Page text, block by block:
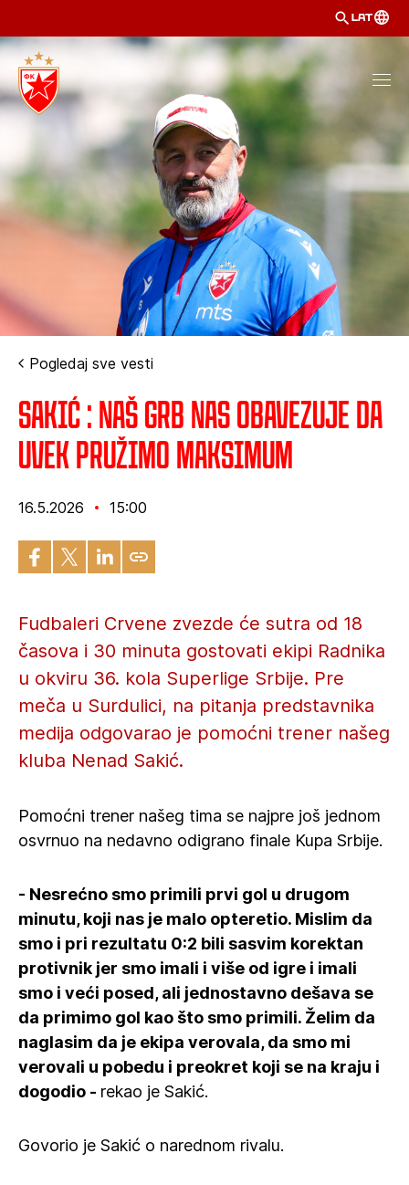
LAT
Pogledaj sve vesti
Sakić : Naš grb nas obavezuje da
uvek pružimo maksimum
16.5.2026 15:00
Fudbaleri Crvene zvezde će sutra od 18
časova i 30 minuta gostovati ekipi Radnika
u okviru 36. kola Superlige Srbije. Pre
meča u Surdulici, na pitanja predstavnika
medija odgovarao je pomoćni trener našeg
kluba Nenad Sakić.
Pomoćni trener našeg tima se najpre još jednom
osvrnuo na nedavno odigrano finale Kupa Srbije.
- Nesrećno smo primili prvi gol u drugom
minutu, koji nas je malo opteretio. Mislim da
smo i pri rezultatu 0:2 bili sasvim korektan
protivnik jer smo imali i više od igre i imali
smo i veći posed, ali jednostavno dešava se
da primimo gol kao što smo primili. Želim da
naglasim da je ekipa verovala, da smo mi
verovali u pobedu i preokret koji se na kraju i
dogodio - rekao je Sakić.
Govorio je Sakić o narednom rivalu.